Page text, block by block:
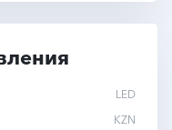
LED
KZN